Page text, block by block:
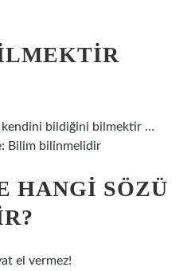
kendini bildiğini bilmektir …
Bilim bilinmelidir
HANGI SÖZÜ
el vermez!